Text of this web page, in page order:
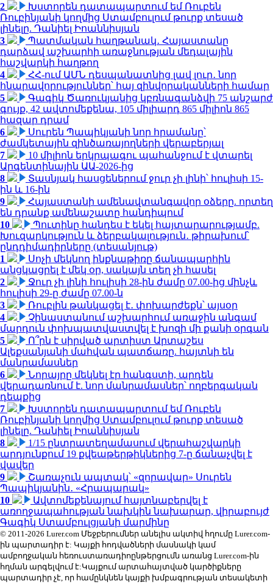
2
Խստորեն դատապարտում եմ Ռուբեն
Ռուբինյանի կողմից Ստամբուլում թուրք տեսած
լինելը. Դանիել Իոաննիսյան
3
Պատմական հաղթանակ․ Հայաստանը
դարձավ աշխարհի առաջնության մեդալային
հաշվարկի հաղթող
4
ՀՀ-ում ԱՄՆ դեսպանատնից լավ լուր․ նոր
հնարավորություններ՝ հայ զինվորականների համար
5
Գագիկ Ծառուկյանից կբռնագանձվի 75 անշարժ
գույք, 42 ավտոմեքենա, 105 միլիարդ 865 միլիոն 865
հազար դրամ
6
Սուրեն Պապիկյանի նոր հրամանը՝
ժամկետային զինծառայողների վերաբերյալ
7
10 միլիոն երկրպագու պահանջում է վտարել
Արգենտինային ԱԱ-2026-ից
8
Տասնյակ հասցեներում ջուր չի լինի՝ հուլիսի 15-
ին և 16-ին
9
Հայաստանի ամենավտանգավոր օձերը. որտեղ
են դրանք ամենաշատը հանդիպում
10
Պուտինը հանդես է եկել հայտարարությամբ.
Խուզարկություն և ձերբակալություն․ թիրախում՝
ընդդիմադիրները (տեսանյութ)
1
Սոչի մեկնող ինքնաթիռը ճանապարհին
անցկացրել է մեկ օր, սակայն տեղ չի հասել
2
Ջուր չի լինի հուլիսի 28-ին ժամը 07.00-ից մինչև
հուլիսի 29-ը ժամը 07.00-ն
3
Ռուբլին թանկացել է․ փոխարժեքն՝ այսօր
4
Չինաստանում աշխարհում առաջին անգամ
մարդուն փոխպատվաստվել է խոզի մի քանի օրգան
5
Ո՞րն է սիրված արտիստ Արտաշես
Ալեքսանյանի մահվան պատճառը. հայտնի են
մանրամասներ
6
Նորայրը մեկնել էր հանգստի, արդեն
վերադառնում է. նոր մանրամասներ՝ ողբերգական
դեպքից
7
Խստորեն դատապարտում եմ Ռուբեն
Ռուբինյանի կողմից Ստամբուլում թուրք տեսած
լինելը. Դանիել Իոաննիսյան
8
1/15 ընտրատեղամասում վերահաշվարկի
արդյունքում 19 քվեաթերթիկներից 7-ը ճանաչվել է
վավեր
9
Շառաչուն ապտակ՝ «զորավար» Սուրեն
Պապիկյանին․ «Հրապարակ»
10
Ավտոմեքենայում հայտնաբերվել է
առողջապահության նախկին նախարար, վիրաբույժ
Գագիկ Ստամբուլցյանի մարմինը
© 2011-2026 Lurer.com Մեջբերումներ անելիս ակտիվ հղումը Lurer.com-
ին պարտադիր է: Կայքի հոդվածների մասնակի կամ
ամբողջական հեռուստառադիոընթերցումն առանց Lurer.com-ին
հղման արգելվում է:Կայքում արտահայտված կարծիքները
պարտադիր չէ, որ համընկնեն կայքի խմբագրության տեսակետի